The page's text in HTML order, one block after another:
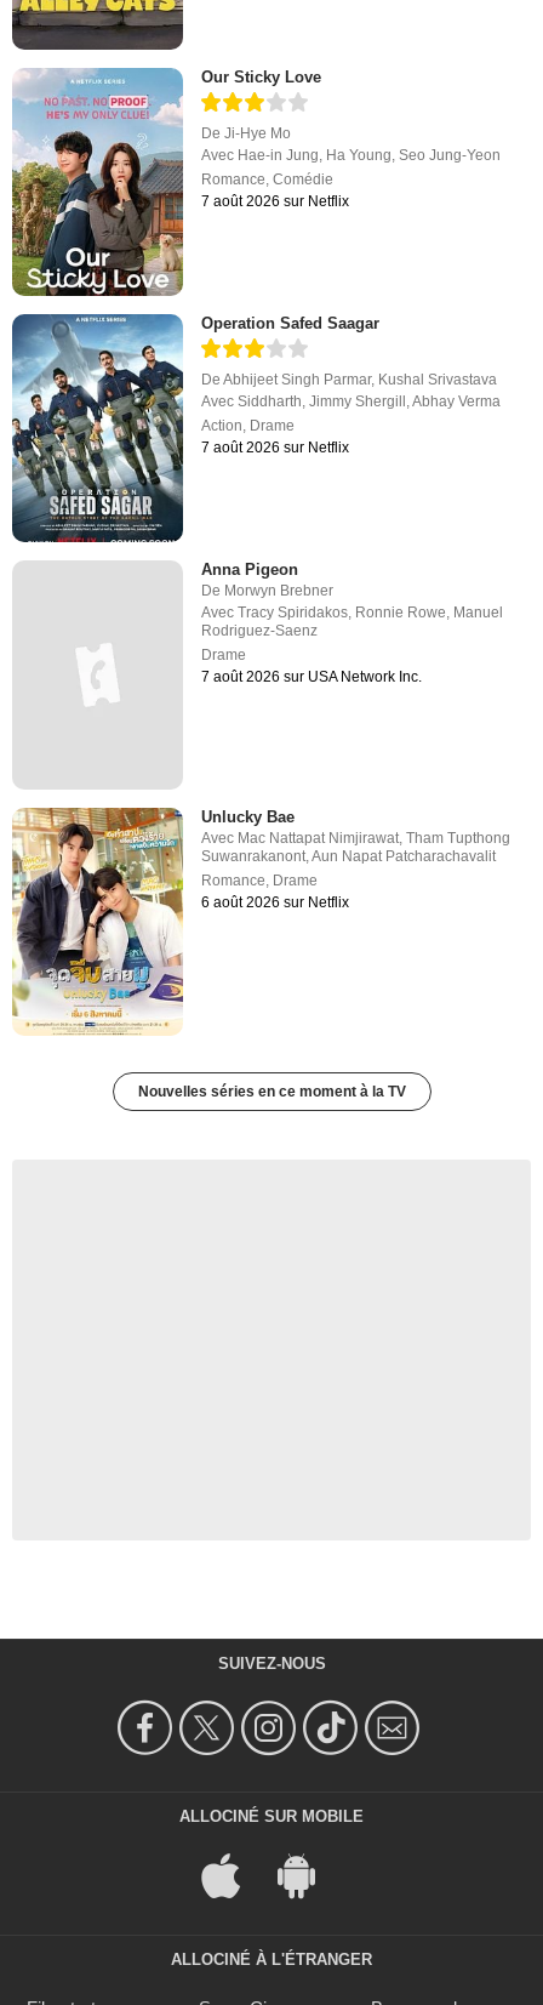
Our Sticky Love
DeJi-Hye Mo
Avec Hae-in Jung Ha Young ,Seo Jung-Yeon
Romance ,Comédie
7 août 2026 sur Netflix
Operation Safed Saagar
DeAbhijeet Singh Parmar, Kushal Srivastava
AvecSiddharth,Jimmy Shergill ,Abhay Verma
Action, Drame
7 août 2026 sur Netflix
Anna Pigeon
De Morwyn Brebner
AvecTracy Spiridakos, Ronnie Rowe, Manuel
Rodriguez-Saenz
Drame
7 août 2026 sur USA Network Inc.
Unlucky Bae
Avec Mac Nattapat Nimjirawat ,Tham Tupthong
Suwanrakanont ,Aun Napat Patcharachavalit
Romance Drame
6 août 2026 sur Netflix
Nouvelles séries en ce moment à la TV
SUIVEZ-NOUS
ALLOCINÉ SUR MOBILE
ALLOCINÉ À L'ÉTRANGER